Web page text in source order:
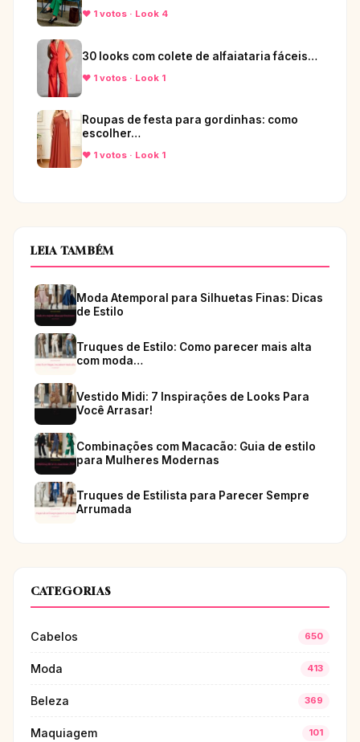
♥ 1 votos · Look 4
30 looks com colete de alfaiataria fáceis…
♥ 1 votos · Look 1
Roupas de festa para gordinhas: como
escolher…
♥ 1 votos · Look 1
LEIA TAMBÉM
Moda Atemporal para Silhuetas Finas: Dicas
de Estilo
Truques de Estilo: Como parecer mais alta
com moda…
Vestido Midi: 7 Inspirações de Looks Para
Você Arrasar!
Combinações com Macacão: Guia de estilo
para Mulheres Modernas
Truques de Estilista para Parecer Sempre
Arrumada
CATEGORIAS
Cabelos 650
Moda 413
Beleza 369
Maquiagem 101